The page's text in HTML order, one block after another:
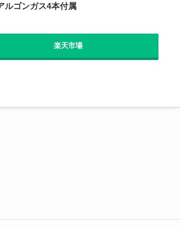
ルゴンガス4本付属
楽天市場